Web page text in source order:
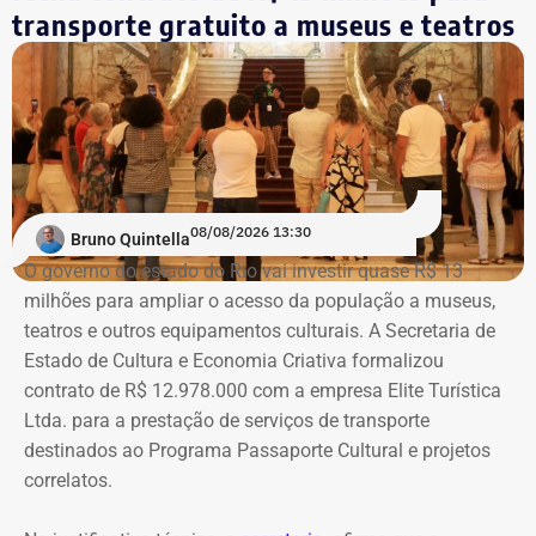
Trecho da ação civil pública que pede a investigação de nove páginas no
Instagram sobre Búzios — Foto: Reprodução.
Na ação, a prefeitura também pede informações
cadastrais, endereços eletrônicos, telefones, IPs,
dispositivos utilizados, histórico de nomes,
administradores atuais e anteriores, contas vinculadas,
meios de recuperação, contas publicitárias e dados de
pagamento. Com isso, a Meta também seria obrigada a
elaborar uma tabela comparativa, indicando se os perfis
compartilham telefones, dispositivos, endereços de IP,
administradores, contas de anúncios, meios de
pagamento ou gerenciadores de negócios.
Ação também requer anúncios e
integralmente. Em setembro, a sala também abrigará a
mostra “Abolicionistas Brasileiras”.
Com informações do colunista Ancelmo Gois, do Jornal
“O Globo”.
transporte gratuito a museus e teatros
Bruno Quintella08/08/2026 13:30
O governo do estado do Rio vai investir quase R$ 13
milhões para ampliar o acesso da população a museus,
teatros e outros equipamentos culturais. A Secretaria de
Estado de Cultura e Economia Criativa formalizou
contrato de R$ 12.978.000 com a empresa Elite Turística
Ltda. para a prestação de serviços de transporte
destinados ao Programa Passaporte Cultural e projetos
correlatos.